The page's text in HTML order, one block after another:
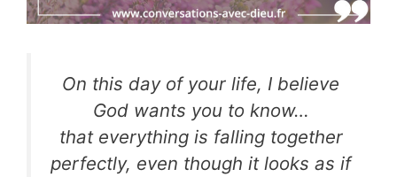
On this day of your life, I believe
God wants you to know…
that everything is falling together
perfectly, even though it looks as if